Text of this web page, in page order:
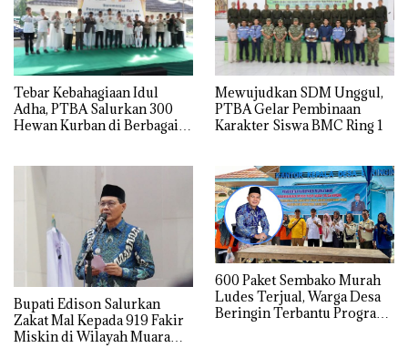
Tebar Kebahagiaan Idul
Adha, PTBA Salurkan 300
Hewan Kurban di Berbagai
Mewujudkan SDM Unggul,
PTBA Gelar Pembinaan
Karakter Siswa BMC Ring 1
Bupati Edison Salurkan
Zakat Mal Kepada 919 Fakir
Miskin di Wilayah Muara
600 Paket Sembako Murah
Ludes Terjual, Warga Desa
Beringin Terbantu Program